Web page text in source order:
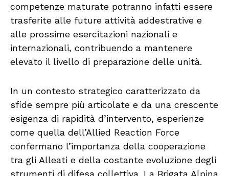
competenze maturate potranno infatti essere
trasferite alle future attività addestrative e
alle prossime esercitazioni nazionali e
internazionali, contribuendo a mantenere
elevato il livello di preparazione delle unità.
In un contesto strategico caratterizzato da
sfide sempre più articolate e da una crescente
esigenza di rapidità d’intervento, esperienze
come quella dell’Allied Reaction Force
confermano l’importanza della cooperazione
tra gli Alleati e della costante evoluzione degli
strumenti di difesa collettiva. La Brigata Alpina